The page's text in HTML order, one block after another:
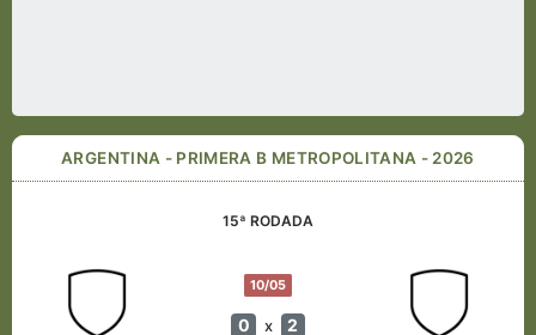
ARGENTINA - PRIMERA B METROPOLITANA - 2026
15ª RODADA
10/05
0 x 2